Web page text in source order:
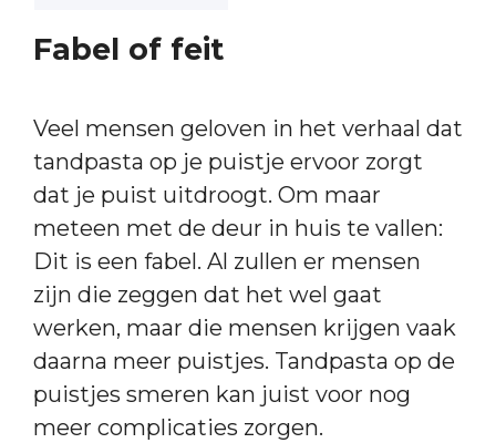
Fabel of feit
Veel mensen geloven in het verhaal dat
tandpasta op je puistje ervoor zorgt
dat je puist uitdroogt. Om maar
meteen met de deur in huis te vallen:
Dit is een fabel. Al zullen er mensen
zijn die zeggen dat het wel gaat
werken, maar die mensen krijgen vaak
daarna meer puistjes. Tandpasta op de
puistjes smeren kan juist voor nog
meer complicaties zorgen.